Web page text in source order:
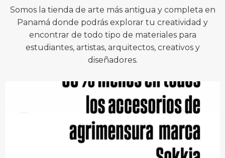
Somos la tienda de arte más antigua y completa en
Panamá donde podrás explorar tu creatividad y
encontrar de todo tipo de materiales para
estudiantes, artistas, arquitectos, creativos y
diseñadores.